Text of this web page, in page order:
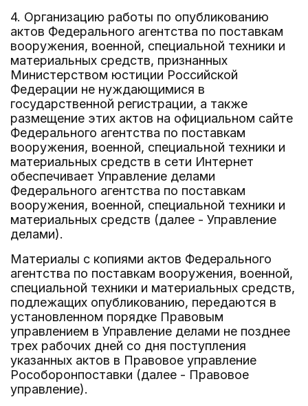
4. Организацию работы по опубликованию
актов Федерального агентства по поставкам
вооружения, военной, специальной техники и
материальных средств, признанных
Министерством юстиции Российской
Федерации не нуждающимися в
государственной регистрации, а также
размещение этих актов на официальном сайте
Федерального агентства по поставкам
вооружения, военной, специальной техники и
материальных средств в сети Интернет
обеспечивает Управление делами
Федерального агентства по поставкам
вооружения, военной, специальной техники и
материальных средств (далее - Управление
делами).
Материалы с копиями актов Федерального
агентства по поставкам вооружения, военной,
специальной техники и материальных средств,
подлежащих опубликованию, передаются в
установленном порядке Правовым
управлением в Управление делами не позднее
трех рабочих дней со дня поступления
указанных актов в Правовое управление
Рособоронпоставки (далее - Правовое
управление).